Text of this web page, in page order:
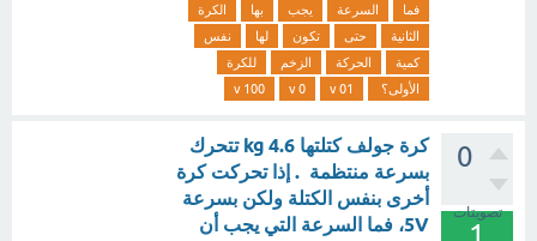
فما
السرعة يجب بها
الكرة
الثانية
حتى تكون لها
نفس
كمية
الحركة الزخم
للكرة
الأولى؟
01 v
0 v
100 v
0
تصويتات
1
كرة جولف كتلتها 4.6 kg تتحرك
بسرعة منتظمة . إذا تحركت كرة
أخرى بنفس الكتلة ولكن بسرعة
5V، فما السرعة التي يجب أن